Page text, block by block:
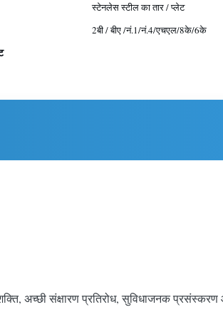
स्टेनलेस स्टील का तार / प्लेट
2बी / बीए /नं.1/नं.4/एचएल/8के/6के
अच्छी संक्षारण प्रतिरोध, सुविधाजनक